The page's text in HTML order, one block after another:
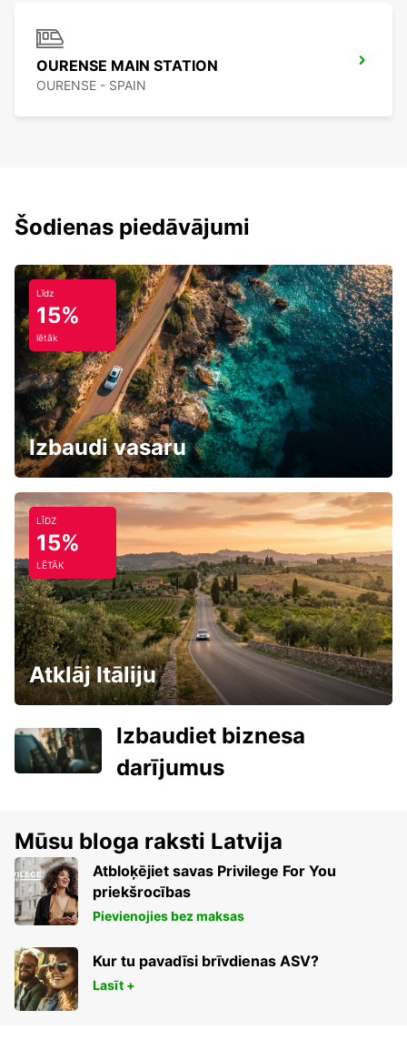
OURENSE MAIN STATION
OURENSE - SPAIN
Šodienas piedāvājumi
Līdz
15%
lētāk
Izbaudi vasaru
LĪDZ
15%
LĒTĀK
Atklāj Itāliju
Izbaudiet biznesa
darījumus
Mūsu bloga raksti Latvija
Atbloķējiet savas Privilege For You
priekšrocības
Pievienojies bez maksas
Kur tu pavadīsi brīvdienas ASV?
Lasīt +